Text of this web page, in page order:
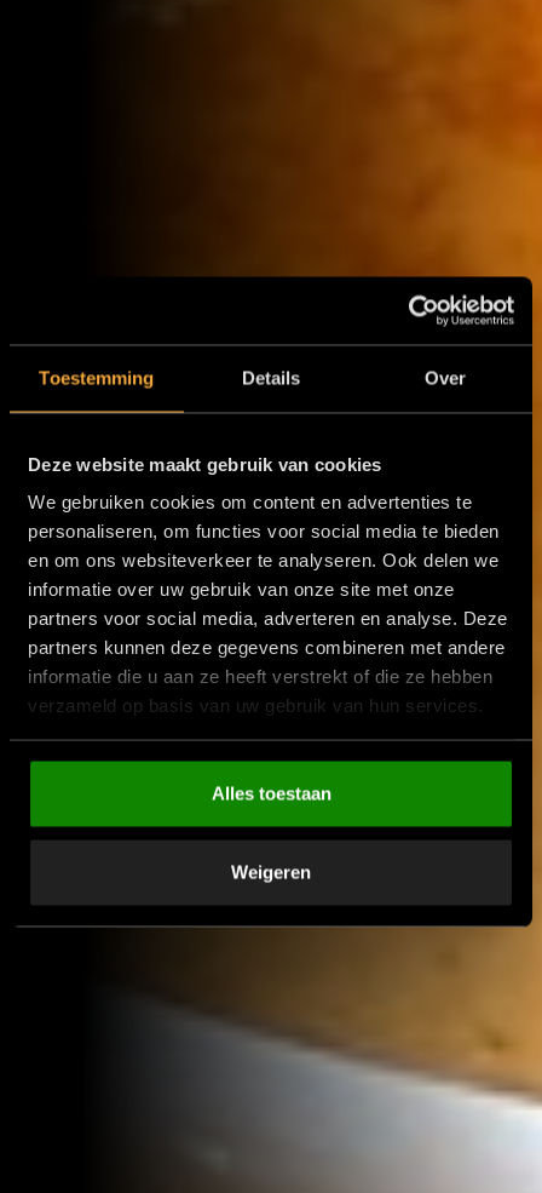
Toestemming Details Over
Deze website maakt gebruik van cookies
We gebruiken cookies om content en advertenties te
personaliseren, om functies voor social media te bieden
en om ons websiteverkeer te analyseren. Ook delen we
informatie over uw gebruik van onze site met onze
partners voor social media, adverteren en analyse. Deze
partners kunnen deze gegevens combineren met andere
informatie die u aan ze heeft verstrekt of die ze hebben
verzameld op basis van uw gebruik van hun services.
Alles toestaan
Weigeren